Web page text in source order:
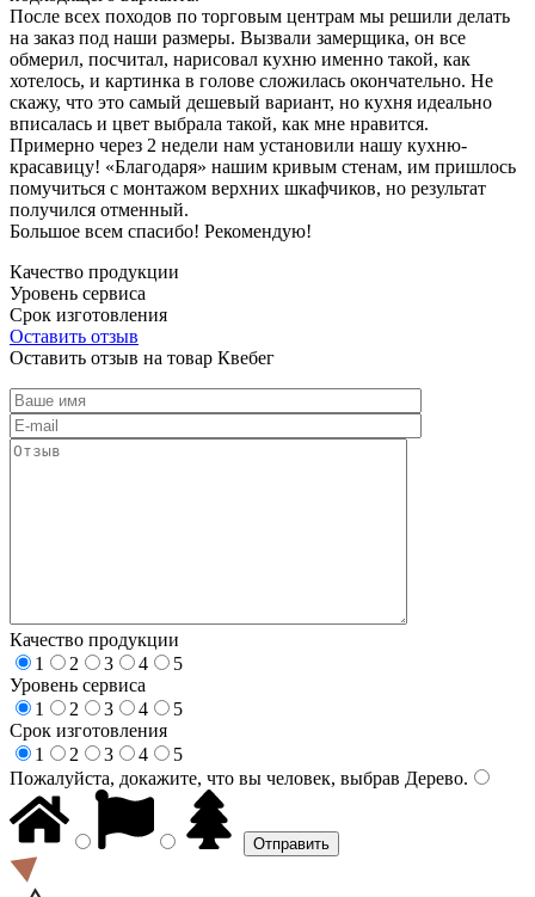
После всех походов по торговым центрам мы решили делать
на заказ под наши размеры. Вызвали замерщика, он все
обмерил, посчитал, нарисовал кухню именно такой, как
хотелось, и картинка в голове сложилась окончательно. Не
скажу, что это самый дешевый вариант, но кухня идеально
вписалась и цвет выбрала такой, как мне нравится.
Примерно через 2 недели нам установили нашу кухню-
красавицу! «Благодаря» нашим кривым стенам, им пришлось
помучиться с монтажом верхних шкафчиков, но результат
получился отменный.
Большое всем спасибо! Рекомендую!
Качество продукции
Уровень сервиса
Срок изготовления
Оставить отзыв
Оставить отзыв на товар Квебег
Качество продукции
1
2 3 4
5
Уровень сервиса
1
2 3 4
5
Срок изготовления
1
2 3 4
5
Пожалуйста, докажите, что вы человек, выбрав Дерево.